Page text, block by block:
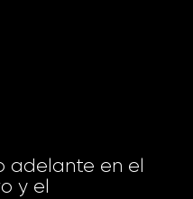
adelante en el
y el